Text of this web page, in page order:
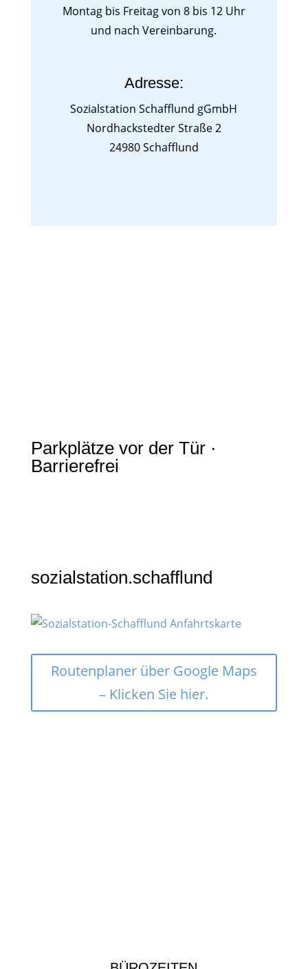
Montag bis Freitag von 8 bis 12 Uhr
und nach Vereinbarung.
Adresse:
Sozialstation Schafflund gGmbH
Nordhackstedter Straße 2
24980 Schafflund
Parkplätze vor der Tür ·
Barrierefrei
sozialstation.schafflund
Routenplaner über Google Maps
– Klicken Sie hier.